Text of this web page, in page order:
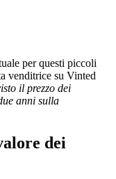
per questi piccoli
venditrice su Vinted
il prezzo dei
anni sulla
dei